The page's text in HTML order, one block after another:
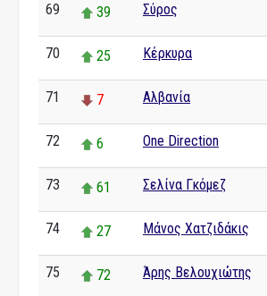
69 39 Σύρος
70 25 Κέρκυρα
71 7 Αλβανία
72 6 One Direction
73 61 Σελίνα Γκόμεζ
74 27 Μάνος Χατζιδάκις
75 72 Άρης Βελουχιώτης